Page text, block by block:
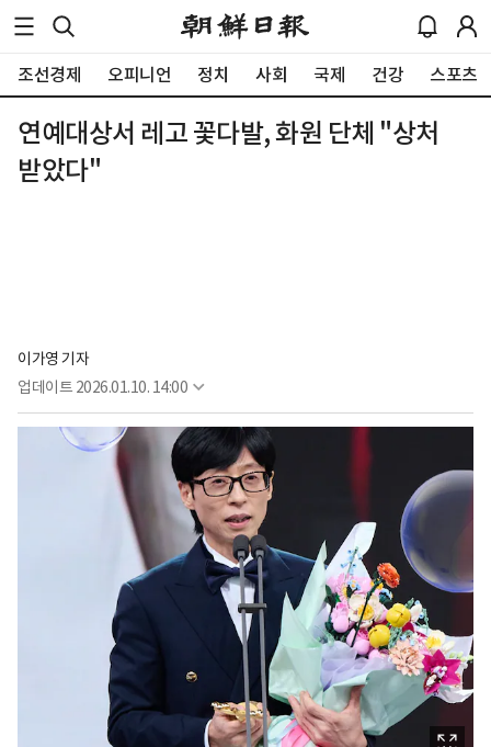
조선경제 오피니언 정치 사회 국제 건강 스포츠
연예대상서 레고 꽃다발, 화원 단체 "상처
받았다"
이가영 기자
업데이트 2026.01.10. 14:00